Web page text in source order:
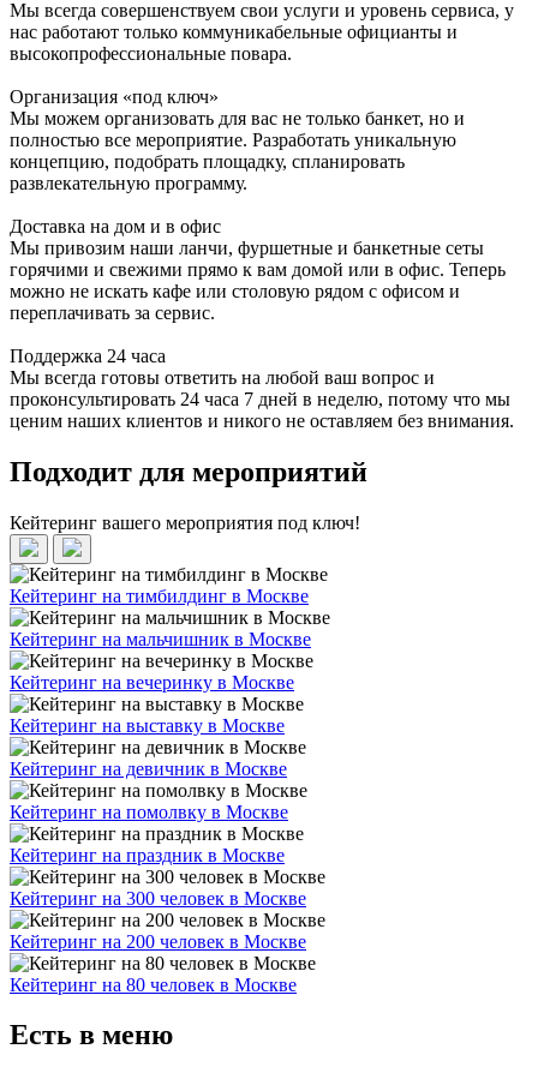
Мы всегда совершенствуем свои услуги и уровень сервиса, у
нас работают только коммуникабельные официанты и
высокопрофессиональные повара.
Организация «под ключ»
Мы можем организовать для вас не только банкет, но и
полностью все мероприятие. Разработать уникальную
концепцию, подобрать площадку, спланировать
развлекательную программу.
Доставка на дом и в офис
Мы привозим наши ланчи, фуршетные и банкетные сеты
горячими и свежими прямо к вам домой или в офис. Теперь
можно не искать кафе или столовую рядом с офисом и
переплачивать за сервис.
Поддержка 24 часа
Мы всегда готовы ответить на любой ваш вопрос и
проконсультировать 24 часа 7 дней в неделю, потому что мы
ценим наших клиентов и никого не оставляем без внимания.
Подходит для мероприятий
Кейтеринг вашего мероприятия под ключ!
Кейтеринг на тимбилдинг в Москве
Кейтеринг на мальчишник в Москве
Кейтеринг на вечеринку в Москве
Кейтеринг на выставку в Москве
Кейтеринг на девичник в Москве
Кейтеринг на помолвку в Москве
Кейтеринг на праздник в Москве
Кейтеринг на 300 человек в Москве
Кейтеринг на 200 человек в Москве
Кейтеринг на 80 человек в Москве
Есть в меню